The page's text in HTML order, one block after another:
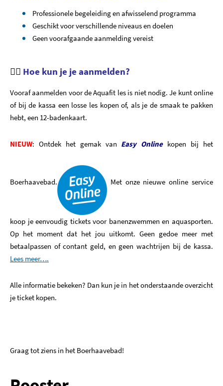
Professionele begeleiding en afwisselend programma
Geschikt voor verschillende niveaus en doelen
Geen voorafgaande aanmelding vereist
🏊‍♂️ Hoe kun je je aanmelden?
Vooraf aanmelden voor de Aquafit les is niet nodig. Je kunt online
of bij de kassa een losse les kopen of, als je de smaak te pakken
hebt, een 12-badenkaart.
NIEUW: Ontdek het gemak van Easy Onlinekopen bij het
Boerhaavebad. Met onze nieuwe online service
koop je eenvoudig tickets voor banenzwemmen en aquasporten.
Op het moment dat het jou uitkomt. Geen gedoe meer met
betaalpassen of contant geld, en geen wachtrijen bij de kassa.
Lees meer….
Alle informatie bekeken? Dan kun je in het onderstaande overzicht
je ticket kopen.
Graag tot ziens in het Boerhaavebad!